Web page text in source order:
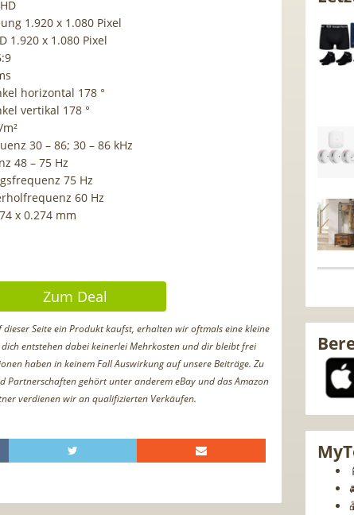
1.920 x 1.080 Pixel
1.920 x 1.080 Pixel
horizontal 178 °
vertikal 178 °
30 – 86; 30 – 86 kHz
48 – 75 Hz
75 Hz
60 Hz
x 0.274 mm
Zum Deal
Seite ein Produkt kaufst, erhalten wir oftmals eine kleine
entstehen dabei keinerlei Mehrkosten und dir bleibt frei
haben in keinem Fall Auswirkung auf unsere Beiträge. Zu
Partnerschaften gehört unter anderem eBay und das Amazon
verdienen wir an qualifizierten Verkäufen.